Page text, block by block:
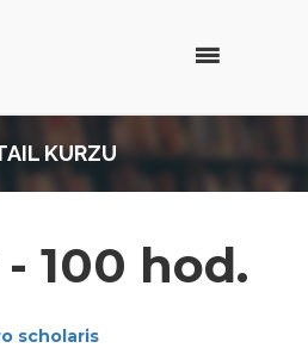
KURZU
100 hod.
scholaris